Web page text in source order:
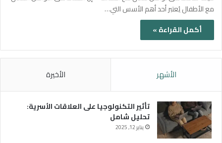
مع الأطفال يُعتبر أحد أهم الأسس التي…
أكمل القراءة »
الأشهر الأخيرة
تأثير التكنولوجيا على العلاقات الأسرية:
تحليل شامل
يناير 12, 2025